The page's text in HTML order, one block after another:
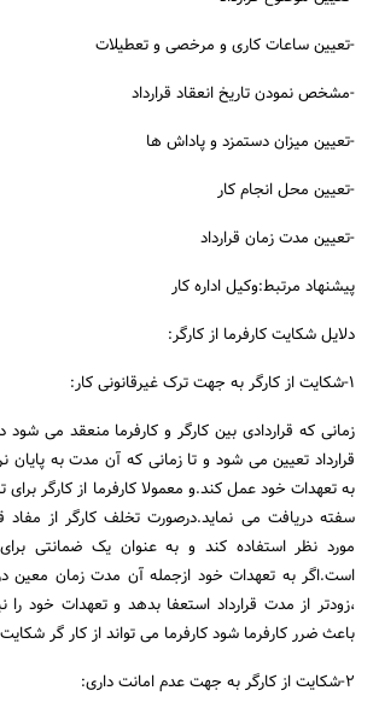
-تعیین ساعات کاری و مرخصی و تعطیلات
-مشخص نمودن تاریخ انعقاد قرارداد
-تعیین میزان دستمزد و پاداش ها
-تعیین محل انجام کار
-تعیین مدت زمان قرارداد
پیشنهاد مرتبط:وکیل اداره کار
دلایل شکایت کارفرما از کارگر:
1-شکایت از کارگر به جهت ترک غیرقانونی کار:
زمانی که قراردادی بین کارگر و کارفرما منعقد می شود
قرارداد تعیین می شود و تا زمانی که آن مدت به پایان
به تعهدات خود عمل کند.و معمولا کارفرما از کارگر
سفته دریافت می نماید.درصورت تخلف کارگر از مفاد
مورد نظر استفاده کند و به عنوان یک ضمانتی برای
است.اگر به تعهدات خود ازجمله آن مدت زمان معین در
،زودتر از مدت قرارداد استعفا بدهد و تعهدات خود را
باعث ضرر کارفرما شود کارفرما می تواند از کار گر
2-شکایت از کارگر به جهت عدم امانت داری: